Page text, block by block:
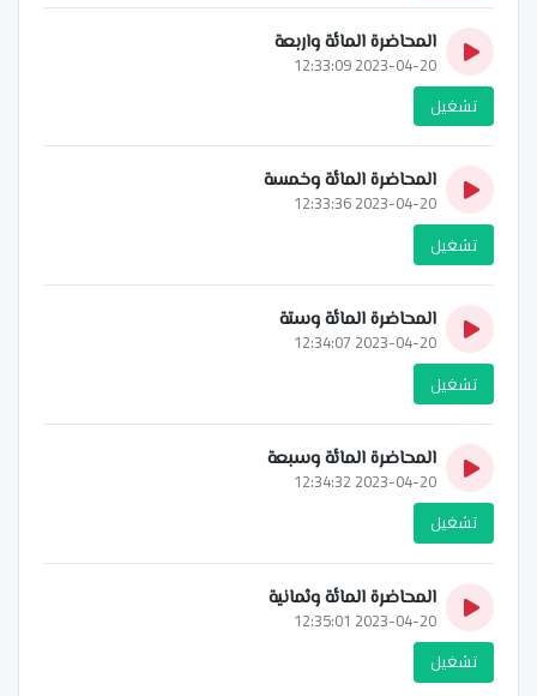
المحاضرة المائة واربعة
2023-04-20 12:33:09
تشغيل
المحاضرة المائة وخمسة
2023-04-20 12:33:36
تشغيل
المحاضرة المائة وستة
2023-04-20 12:34:07
تشغيل
المحاضرة المائة وسبعة
2023-04-20 12:34:32
تشغيل
المحاضرة المائة وثمانية
2023-04-20 12:35:01
تشغيل